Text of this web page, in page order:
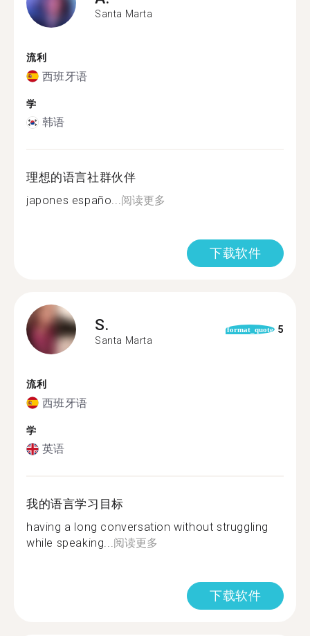
Santa Marta
流利
西班牙语
学
韩语
理想的语言社群伙伴
japones españo...阅读更多
下载软件
S.
Santa Marta
format_quote 5
流利
西班牙语
学
英语
我的语言学习目标
having a long conversation without struggling
while speaking...阅读更多
下载软件